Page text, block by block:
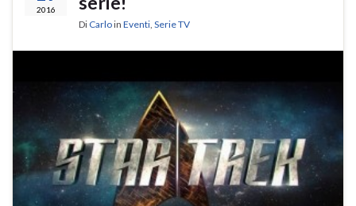
2016
Di Carloin Eventi, Serie TV